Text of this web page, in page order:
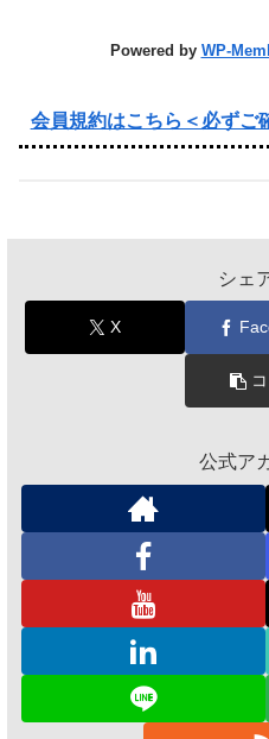
Powered by WP-
会員規約はこちら＜必ずご
シェ
X
公式ア